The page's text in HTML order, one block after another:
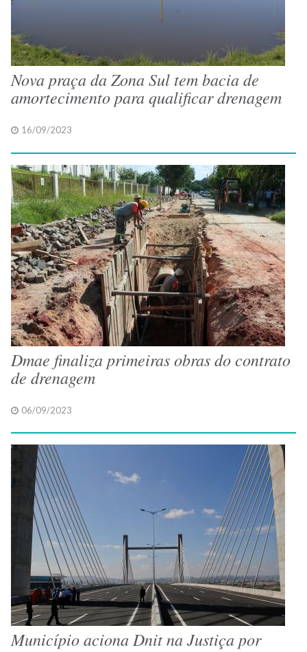
Nova praça da Zona Sul tem bacia de
amortecimento para qualificar drenagem
16/09/2023
Dmae finaliza primeiras obras do contrato
de drenagem
06/09/2023
Município aciona Dnit na Justiça por